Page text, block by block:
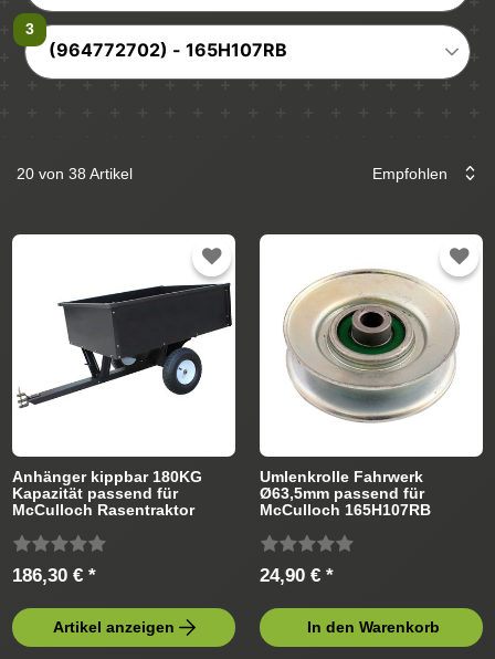
(964772702) - 165H107RB
20 von 38 Artikel
Anhänger kippbar 180KG
Kapazität passend für
McCulloch Rasentraktor
186,30 € *
Artikel anzeigen
Umlenkrolle Fahrwerk
Ø63,5mm passend für
McCulloch 165H107RB
24,90 € *
In den Warenkorb